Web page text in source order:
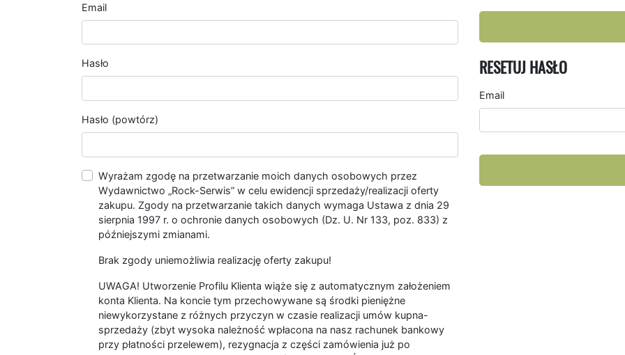
Email
Hasło
Hasło (powtórz)
Wyrażam zgodę na przetwarzanie moich danych osobowych przez
Wydawnictwo „Rock-Serwis” w celu ewidencji sprzedaży/realizacji oferty
zakupu. Zgody na przetwarzanie takich danych wymaga Ustawa z dnia 29
sierpnia 1997 r. o ochronie danych osobowych (Dz. U. Nr 133, poz. 833) z
późniejszymi zmianami.
Brak zgody uniemożliwia realizację oferty zakupu!
UWAGA! Utworzenie Profilu Klienta wiąże się z automatycznym założeniem
konta Klienta. Na koncie tym przechowywane są środki pieniężne
niewykorzystane z różnych przyczyn w czasie realizacji umów kupna-
sprzedaży (zbyt wysoka należność wpłacona na nasz rachunek bankowy
przy płatności przelewem), rezygnacja z części zamówienia już po
RESETUJ HASŁO
Email